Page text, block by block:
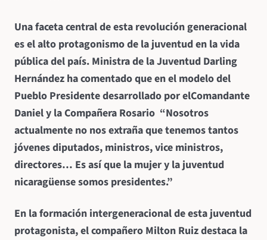
Una faceta central de esta revolución generacional
es el alto protagonismo de la juventud en la vida
pública del país. Ministra de la Juventud Darling
Hernández ha comentado que en el modelo del
Pueblo Presidente desarrollado por elComandante
Daniel y la Compañera Rosario “Nosotros
actualmente no nos extraña que tenemos tantos
jóvenes diputados, ministros, vice ministros,
directores… Es así que la mujer y la juventud
nicaragüense somos presidentes.”
En la formación intergeneracional de esta juventud
protagonista, el compañero Milton Ruiz destaca la